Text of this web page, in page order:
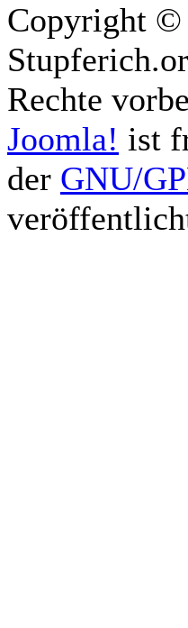
Copyright ©
Rechte
Joomla! ist
der GNU/